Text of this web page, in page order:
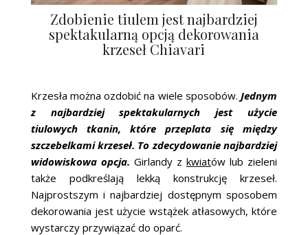
Zdobienie tiulem jest najbardziej
spektakularną opcją dekorowania
krzeseł Chiavari
Krzesła można ozdobić na wiele sposobów. Jednym
z najbardziej spektakularnych jest użycie
tiulowych tkanin, które przeplata się między
szczebelkami krzeseł. To zdecydowanie najbardziej
widowiskowa opcja. Girlandy z kwiatów lub zieleni
także podkreślają lekką konstrukcję krzeseł.
Najprostszym i najbardziej dostępnym sposobem
dekorowania jest użycie wstążek atłasowych, które
wystarczy przywiązać do oparć.